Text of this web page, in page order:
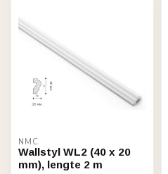
NMC
Wallstyl WL2 (40 x 20
mm), lengte 2 m